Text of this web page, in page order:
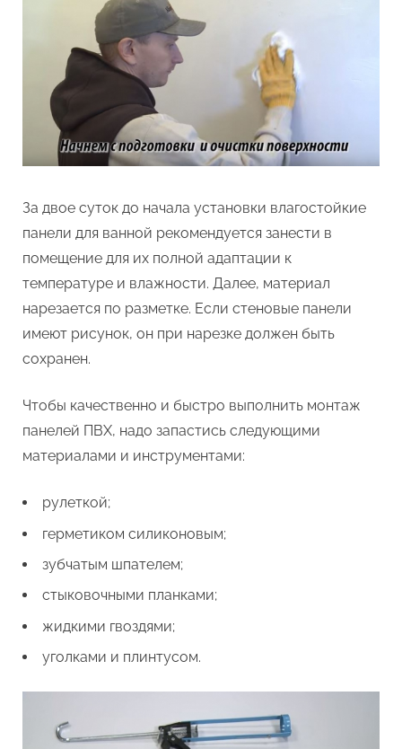
За двое суток до начала установки влагостойкие
панели для ванной рекомендуется занести в
помещение для их полной адаптации к
температуре и влажности. Далее, материал
нарезается по разметке. Если стеновые панели
имеют рисунок, он при нарезке должен быть
сохранен.
Чтобы качественно и быстро выполнить монтаж
панелей ПВХ, надо запастись следующими
материалами и инструментами:
рулеткой;
герметиком силиконовым;
зубчатым шпателем;
стыковочными планками;
жидкими гвоздями;
уголками и плинтусом.